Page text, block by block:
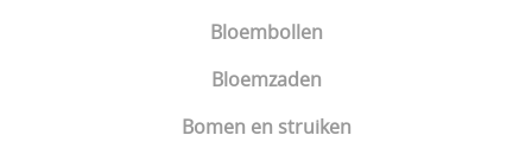
Bloembollen
Bloemzaden
Bomen en struiken